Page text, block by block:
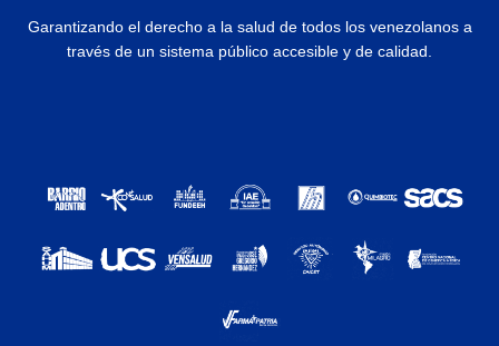
Garantizando el derecho a la salud de todos los venezolanos a
través de un sistema público accesible y de calidad.